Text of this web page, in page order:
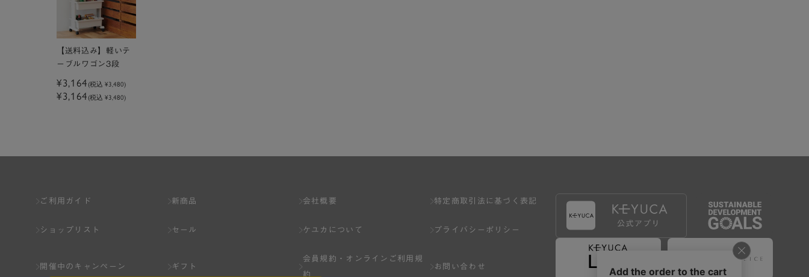
【送料込み】軽いテ
ーブルワゴン3段
¥3,164 (税込 ¥3,480)
¥3,164 (税込 ¥3,480)
ご利用ガイド
ショップリスト
開催中のキャンペーン
新商品
セール
ギフト
会社概要
ケユカについて
会員規約・
オンラインご利用規
約
特定商取引法に基づく表記
プライバシーポリシー
お問い合わせ